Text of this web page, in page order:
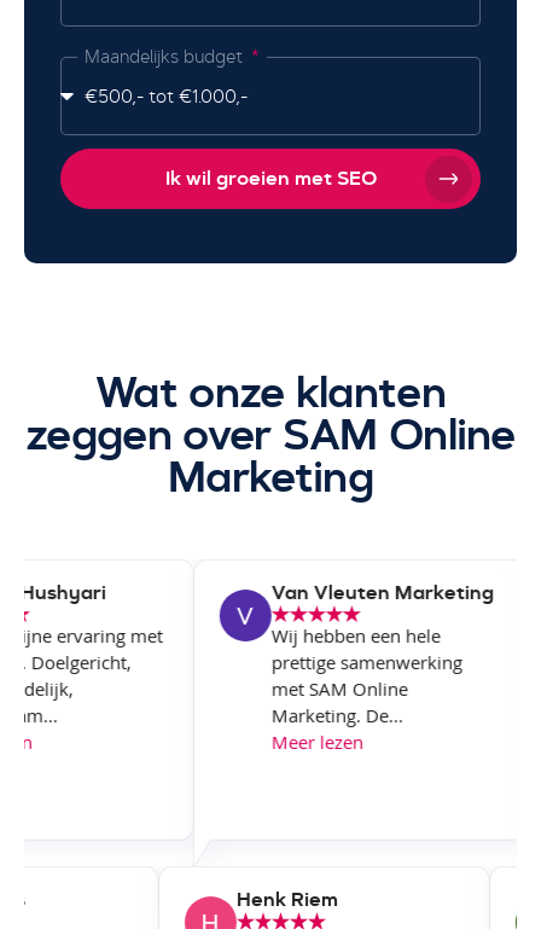
Maandelijks budget
Ik wil groeien met SEO
Wat onze klanten
zeggen over SAM Online
Marketing
Hushyari
fijne ervaring met
Doelgericht,
Van Vleuten Marketing
Wij hebben een hele
prettige samenwerking
met SAM Online
Marketing. De...
Meer lezen
Henk Riem